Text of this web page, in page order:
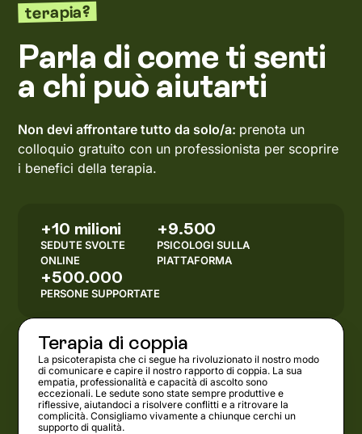
terapia?
Parla di come ti senti
a chi può aiutarti
Non devi affrontare tutto da solo/a: prenota un
colloquio gratuito con un professionista per scoprire
i benefici della terapia.
+10 milioni
SEDUTE SVOLTE
ONLINE
+9.500
PSICOLOGI SULLA
PIATTAFORMA
+500.000
PERSONE SUPPORTATE
Terapia di coppia
La psicoterapista che ci segue ha rivoluzionato il nostro modo
di comunicare e capire il nostro rapporto di coppia. La sua
empatia, professionalità e capacità di ascolto sono
eccezionali. Le sedute sono state sempre produttive e
riflessive, aiutandoci a risolvere conflitti e a ritrovare la
complicità. Consigliamo vivamente a chiunque cerchi un
supporto di qualità.